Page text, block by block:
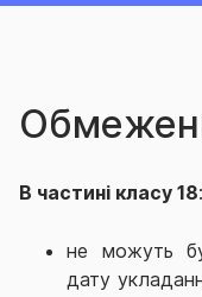
В частині класу 18:
не можуть
дату